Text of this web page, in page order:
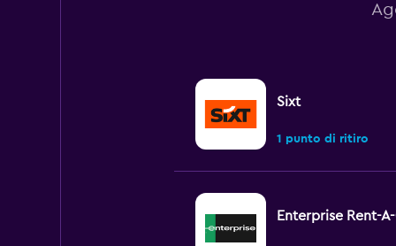
Sixt
1 punto di ritiro
Enterprise Rent-